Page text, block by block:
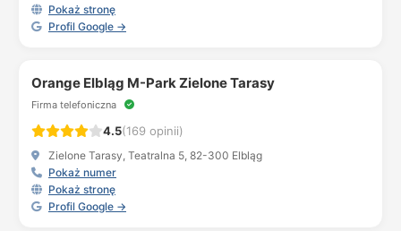
Pokaż stronę
Profil Google →
Orange Elbląg M-Park Zielone Tarasy
Firma telefoniczna
4.5(169 opinii)
Zielone Tarasy, Teatralna 5, 82-300 Elbląg
Pokaż numer
Pokaż stronę
Profil Google →